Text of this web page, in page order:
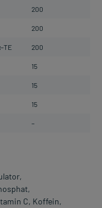
200
200
200
15
15
15
–
C, Koffein,